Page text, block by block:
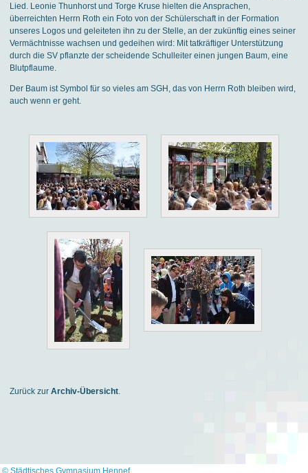
Lied. Leonie Thunhorst und Torge Kruse hielten die Ansprachen,
überreichten Herrn Roth ein Foto von der Schülerschaft in der Formation
unseres Logos und geleiteten ihn zu der Stelle, an der zukünftig eines seiner
Vermächtnisse wachsen und gedeihen wird: Mit tatkräftiger Unterstützung
durch die SV pflanzte der scheidende Schulleiter einen jungen Baum, eine
Blutpflaume.
Der Baum ist Symbol für so vieles am SGH, das von Herrn Roth bleiben wird,
auch wenn er geht.
Zurück zur Archiv-Übersicht
© Städtisches Gymnasium Hennef